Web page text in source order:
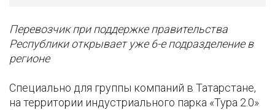
Перевозчик при поддержке правительства
Республики открывает уже 6-е подразделение в
регионе
Специально для группы компаний в Татарстане,
на территории индустриального парка «Тура 2.0»